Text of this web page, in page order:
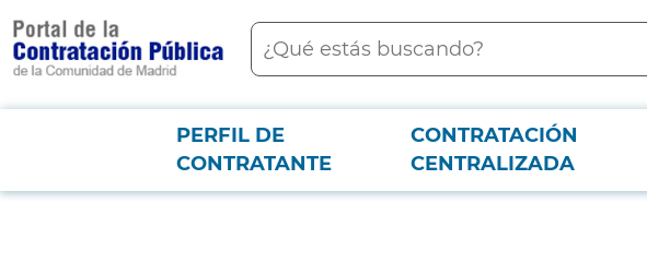
contenido
principal
Buscar
Menú PCONPERFIL DE
CONTRATANTE
CONTRATACIÓN
CENTRALIZADA
ACUERDO 1/2025, DE 22 DE MAYO, POR EL QUE SE PROPONE LA
LA EMPRESA CANENCIA TRANSPORTE I MENSAJERÍA S L (NIF: B86499175).